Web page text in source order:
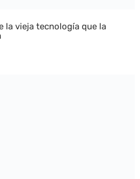
la vieja tecnología que la